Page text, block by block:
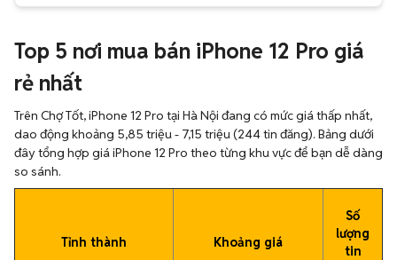
Top 5 nơi mua bán iPhone 12 Pro giá
rẻ nhất
Trên Chợ Tốt, iPhone 12 Pro tại Hà Nội đang có mức giá thấp nhất,
dao động khoảng 5,85 triệu - 7,15 triệu (244 tin đăng). Bảng dưới
đây tổng hợp giá iPhone 12 Pro theo từng khu vực để bạn dễ dàng
so sánh.
Tỉnh thành Khoảng giá
Số
lượng
tin